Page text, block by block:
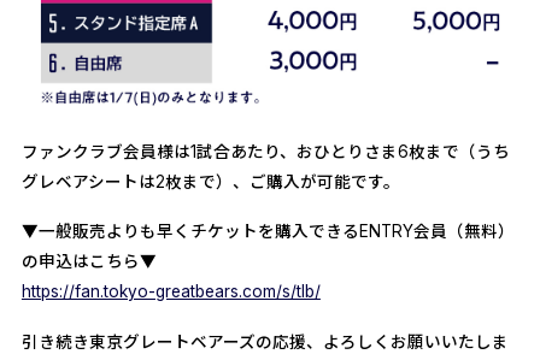
ファンクラブ会員様は1試合あたり、おひとりさま6枚まで（うち
グレベアシートは2枚まで）、ご購入が可能です。
▼一般販売よりも早くチケットを購入できるENTRY会員（無料）
の申込はこちら▼
https://fan.tokyo-greatbears.com/s/tlb/
引き続き東京グレートベアーズの応援、よろしくお願いいたしま